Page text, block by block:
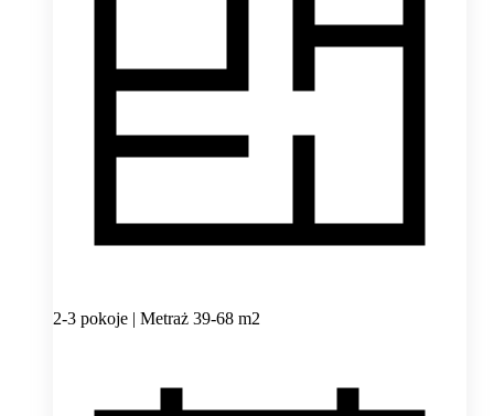
2-3 pokoje | Metraż 39-68 m2